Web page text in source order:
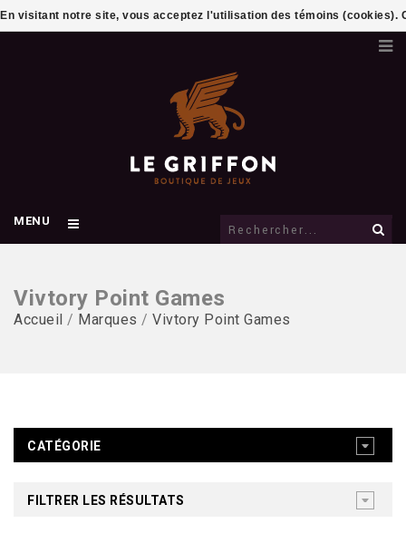
MENU
Vivtory Point Games
Accueil / Marques / Vivtory Point Games
CATÉGORIE
FILTRER LES RÉSULTATS
En visitant notre site, vous acceptez l'utilisation des témoins